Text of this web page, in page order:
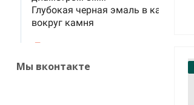
Мы вконтакте